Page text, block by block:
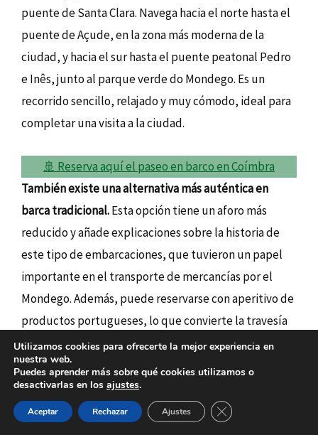
puente de Santa Clara. Navega hacia el norte hasta el
puente de Açude, en la zona más moderna de la
ciudad, y hacia el sur hasta el puente peatonal Pedro
e Inês, junto al parque verde do Mondego. Es un
recorrido sencillo, relajado y muy cómodo, ideal para
completar una visita a la ciudad.
🚢 Reserva aquí el paseo en barco en Coímbra
También existe una alternativa más auténtica en
barca tradicional.Esta opción tiene un aforo más
reducido y añade explicaciones sobre la historia de
este tipo de embarcaciones, que tuvieron un papel
importante en el transporte de mercancías por el
Mondego. Además, puede reservarse con aperitivo de
productos portugueses, lo que convierte la travesía
en una experiencia más personal.
🚢 Reserva aquí el paseo en barca tradicional en
Coímbra
Utilizamos cookies para ofrecerte la mejor experiencia en
nuestra web.
Puedes aprender más sobre qué cookies utilizamos o
desactivarlas en los ajustes.
Aceptar Rechazar Ajustes CERRAR EL